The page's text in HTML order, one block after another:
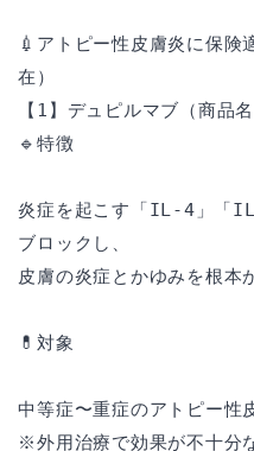
💉アトピー性皮膚炎に保
在）
【1】デュピルマブ（商品
🔹特徴
炎症を起こす「IL-4」「
ブロックし、
皮膚の炎症とかゆみを根本
💊対象
中等症〜重症のアトピー性
※外用治療で効果が不十分